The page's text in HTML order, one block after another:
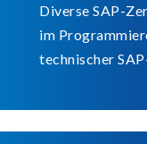
Diverse SAP-
im
technischer